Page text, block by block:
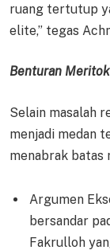
ruang tertutup
elite,” tegas
Benturan
Selain masalah
menjadi medan
menabrak batas
Argumen
bersandar
Fakrulloh